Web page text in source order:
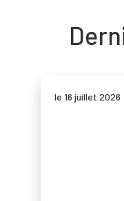
le 16 juillet 2026